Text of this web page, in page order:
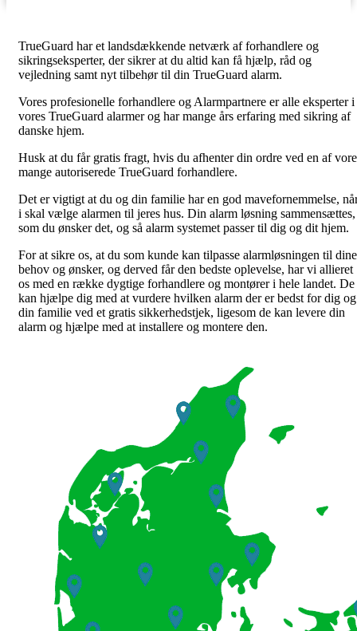
TrueGuard har et landsdækkende netværk af forhandlere og
sikringseksperter, der sikrer at du altid kan få hjælp, råd og
vejledning samt nyt tilbehør til din TrueGuard alarm.
Vores profesionelle forhandlere og Alarmpartnere er alle eksperter i
vores TrueGuard alarmer og har mange års erfaring med sikring af
danske hjem.
Husk at du får gratis fragt, hvis du afhenter din ordre ved en af
mange autoriserede TrueGuard forhandlere.
Det er vigtigt at du og din familie har en god mavefornemmelse,
i skal vælge alarmen til jeres hus. Din alarm løsning sammensættes,
som du ønsker det, og så alarm systemet passer til dig og dit hjem.
For at sikre os, at du som kunde kan tilpasse alarmløsningen til dine
behov og ønsker, og derved får den bedste oplevelse, har vi allieret
os med en række dygtige forhandlere og montører i hele landet. De
kan hjælpe dig med at vurdere hvilken alarm der er bedst for dig og
din familie ved et gratis sikkerhedstjek, ligesom de kan levere din
alarm og hjælpe med at installere og montere den.